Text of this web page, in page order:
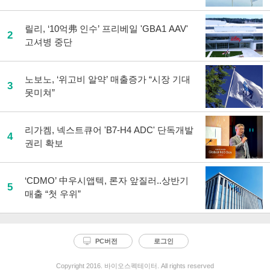
2
릴리, ‘10억弗 인수’ 프리베일 'GBA1 AAV'
고셔병 중단
3
노보노, ‘위고비 알약’ 매출증가 “시장 기대
못미쳐”
4
리가켐, 넥스트큐어 'B7-H4 ADC' 단독개발
권리 확보
5
‘CDMO’ 中우시앱텍, 론자 앞질러..상반기
매출 “첫 우위”
PC버전 로그인
Copyright 2016. 바이오스펙테이터. All rights reserved